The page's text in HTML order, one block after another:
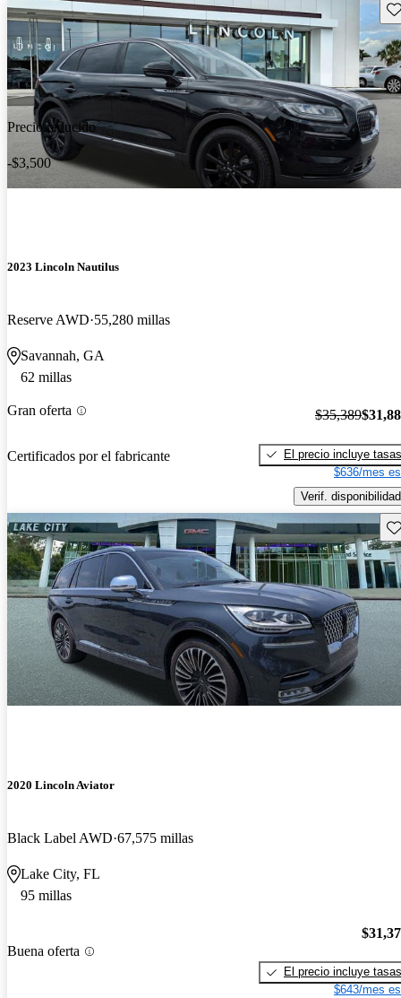
Precio reducido
-$3,500
2023 Lincoln Nautilus
Reserve AWD 55,280 millas
Savannah, GA
62 millas
Gran oferta
Certificados por el fabricante
$35,389
El precio incluye tasas
$636/mes
Verif. disponibilidad
2020 Lincoln Aviator
Black Label AWD 67,575 millas
Lake City, FL
95 millas
Buena oferta
El precio incluye tasas
$643/mes